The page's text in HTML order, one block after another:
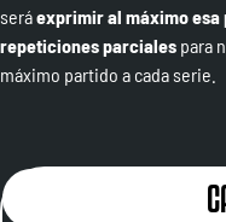
seráexprimir al máximo esa
repeticiones parciales para
máximo partido a cada serie.